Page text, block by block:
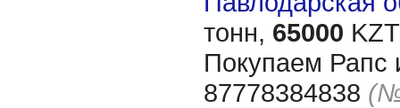
тонн, 65000
Покупаем Рапс
87778384838